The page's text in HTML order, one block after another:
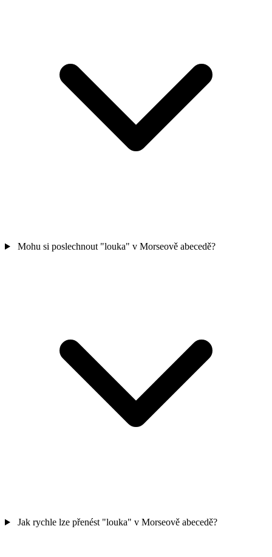
Mohu si poslechnout "louka" v Morseově abecedě?
Jak rychle lze přenést "louka" v Morseově abecedě?